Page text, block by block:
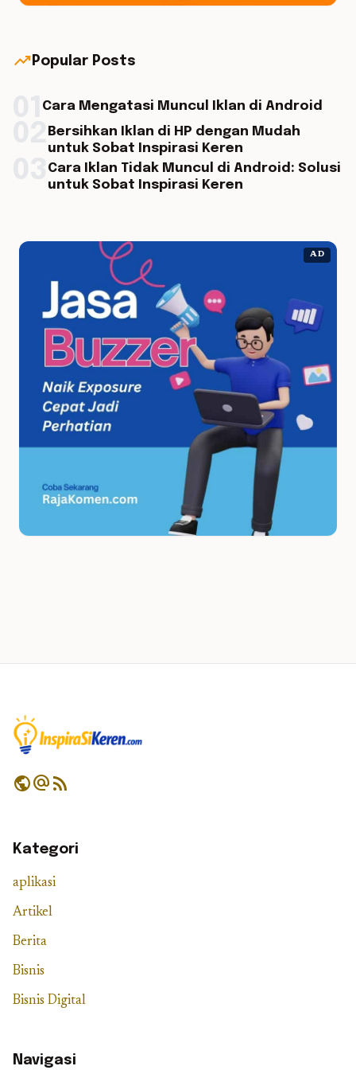
trending_up Popular Posts
Cara Mengatasi Muncul Iklan di Android
Bersihkan Iklan di HP dengan Mudah
untuk Sobat Inspirasi Keren
Cara Iklan Tidak Muncul di Android: Solusi
untuk Sobat Inspirasi Keren
AD
publicalternate_emailrss_feed
Kategori
aplikasi
Artikel
Berita
Bisnis
Bisnis Digital
Navigasi